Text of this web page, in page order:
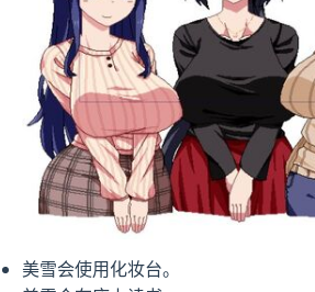
美雪会使用化妆台。